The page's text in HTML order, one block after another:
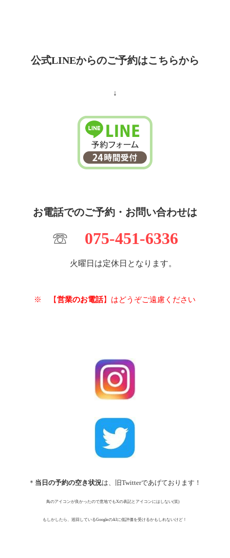
公式LINEからのご予約はこちらから
↓
お電話でのご予約・お問い合わせは
☏ 075-451-6336
火曜日は定休日となります。
※ 【営業のお電話】はどうぞご遠慮ください
＊ 当日の予約の空き状況は、旧Twitterであげております！
鳥のアイコンが良かったので意地でもXの表記とアイコンにはしない(笑)
もしかしたら、巡回しているGoogleのAIに低評価を受けるかもしれないけど！